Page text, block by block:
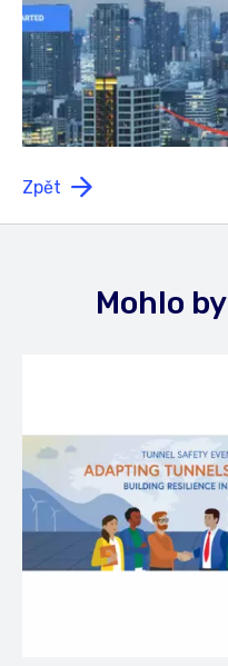
Zpět
Mohlo